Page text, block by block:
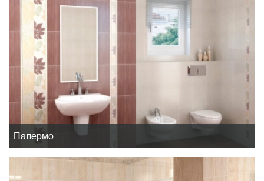
Палермо